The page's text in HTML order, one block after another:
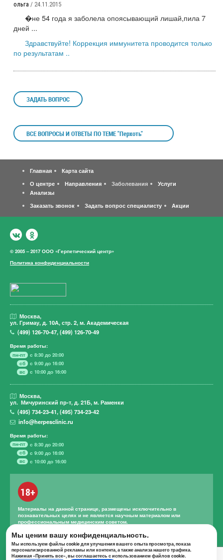
ольга / 24.11.2015
�не 54 года я заболела опоясывающий лишай,пила 7
дней ...
Здравствуйте! Коррекция иммунитета проводится только
по результатам ..
ЗАДАТЬ ВОПРОС
ВСЕ ВОПРОСЫ И ОТВЕТЫ ПО ТЕМЕ "Перхоть"
Главная
Карта сайта
О центре
Направления Заболевания
Услуги
Анализы
Заказать звонок
Задать вопрос специалисту Акции
© 2005 – 2017 ООО «Герпетический центр»
Политика конфиденциальности
Москва,
ул. Гримау, д. 10А, стр. 2, м. Академическая
(499)126-70-47,(499)126-70-49
Время работы:
пн-пт
с 8:30 до 20:00
сб
с 9:00 до 16:00
вс
с 10:00 до 16:00
Москва,
ул. Мичуринский пр-т, д. 21Б, м. Раменки
(495)734-23-41,(495)734-23-42
info@herpesclinic.ru
Время работы:
пн-пт
с 8:30 до 20:00
сб
с 9:00 до 16:00
вс
с 10:00 до 16:00
18+
Материалы на данной странице, размещены исключительно в
познавательных целях и не является научным материалом или
профессиональным медицинским советом.
Правильное лечение и назначение лекарственных средств может
проводиться только квалифицированным специалистом с учетом
проведенной диагностики и истории болезни.
Мы ценим вашу конфиденциальность.
Мы используем файлы cookie для улучшения вашего опыта просмотра, показа
персонализированной рекламы или контента, а также анализа нашего трафика.
Нажимая «Принять все», вы соглашаетесь с использованием файлов cookie.